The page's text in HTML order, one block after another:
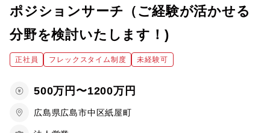
ポジションサーチ（ご経験が活かせる
分野を検討いたします！)
正社員 フレックスタイム制度 未経験可
500万円〜1200万円
広島県広島市中区紙屋町